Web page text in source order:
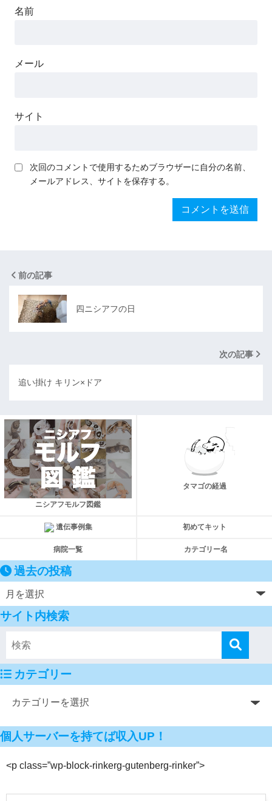
名前
メール
サイト
次回のコメントで使用するためブラウザーに自分の名前、
メールアドレス、サイトを保存する。
前の記事
四ニシアフの日
次の記事
追い掛け キリン×ドア
ニシアフモルフ図鑑
タマゴの経過
遺伝事例集 初めてキット
病院一覧 カテゴリー名
過去の投稿
サイト内検索
カテゴリー
個人サーバーを持てば収入UP！
<p class=”wp-block-rinkerg-gutenberg-rinker”>